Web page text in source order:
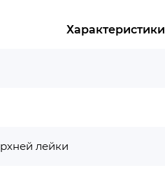
Характеристики
лейки